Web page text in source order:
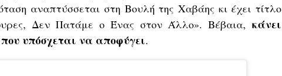
αναπτύσσεται στη Βουλή της Χαβάης κι έχει τίτλο
Δεν Πατάμε ο Ένας στον Άλλο». Βέβαια, κάνει
υπόσχεται να αποφύγει.